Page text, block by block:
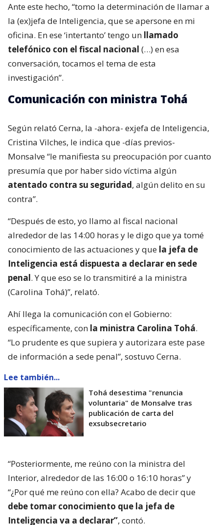
Ante este hecho, “tomo la determinación de llamar a
la (ex)jefa de Inteligencia, que se apersone en mi
oficina. En ese ‘intertanto’ tengo un llamado
telefónico con el fiscal nacional (…) en esa
conversación, tocamos el tema de esta
investigación”.
Comunicación con ministra Tohá
Según relató Cerna, la -ahora- exjefa de Inteligencia,
Cristina Vilches, le indica que -días previos-
Monsalve “le manifiesta su preocupación por cuanto
presumía que por haber sido víctima algún
atentado contra su seguridad, algún delito en su
contra”.
“Después de esto, yo llamo al fiscal nacional
alrededor de las 14:00 horas y le digo que ya tomé
conocimiento de las actuaciones y que la jefa de
Inteligencia está dispuesta a declarar en sede
penal. Y que eso se lo transmitiré a la ministra
(Carolina Tohá)”, relató.
Ahí llega la comunicación con el Gobierno:
específicamente, con la ministra Carolina Tohá.
“Lo prudente es que supiera y autorizara este pase
de información a sede penal”, sostuvo Cerna.
Lee también...
Tohá desestima "renuncia
voluntaria" de Monsalve tras
publicación de carta del
exsubsecretario
“Posteriormente, me reúno con la ministra del
Interior, alrededor de las 16:00 o 16:10 horas” y
“¿Por qué me reúno con ella? Acabo de decir que
debe tomar conocimiento que la jefa de
Inteligencia va a declarar”, contó.